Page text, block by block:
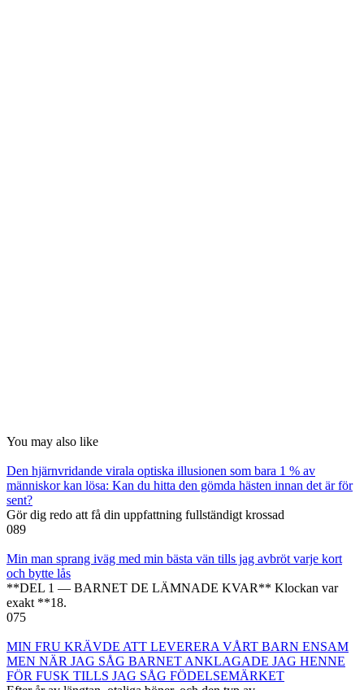
You may also like
Den hjärnvridande virala optiska illusionen som bara 1 % av
människor kan lösa: Kan du hitta den gömda hästen innan det är för
sent?
Gör dig redo att få din uppfattning fullständigt krossad
089
Min man sprang iväg med min bästa vän tills jag avbröt varje kort
och bytte lås
**DEL 1 — BARNET DE LÄMNADE KVAR** Klockan var
exakt **18.
075
MIN FRU KRÄVDE ATT LEVERERA VÅRT BARN ENSAM
MEN NÄR JAG SÅG BARNET ANKLAGADE JAG HENNE
FÖR FUSK TILLS JAG SÅG FÖDELSEMÄRKET